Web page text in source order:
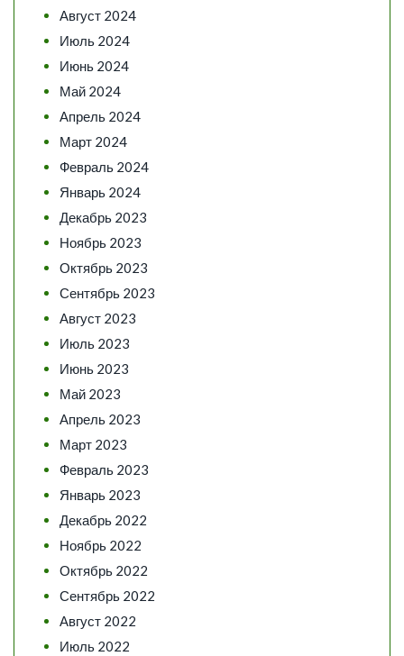
Август 2024
Июль 2024
Июнь 2024
Май 2024
Апрель 2024
Март 2024
Февраль 2024
Январь 2024
Декабрь 2023
Ноябрь 2023
Октябрь 2023
Сентябрь 2023
Август 2023
Июль 2023
Июнь 2023
Май 2023
Апрель 2023
Март 2023
Февраль 2023
Январь 2023
Декабрь 2022
Ноябрь 2022
Октябрь 2022
Сентябрь 2022
Август 2022
Июль 2022